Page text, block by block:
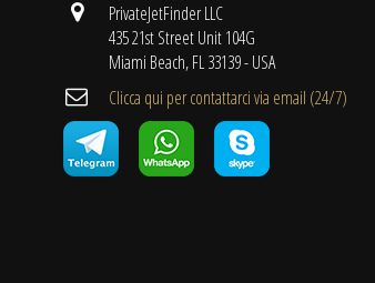
PrivateJetFinder LLC
435 21st Street Unit 104G
Miami Beach, FL 33139 - USA
Clicca qui per contattarci via email (24/7)